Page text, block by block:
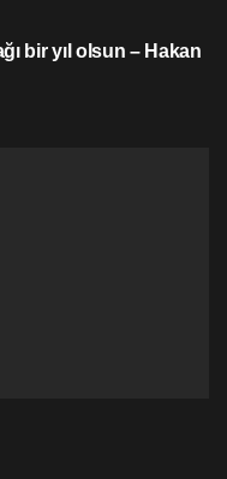
bir yıl olsun – Hakan